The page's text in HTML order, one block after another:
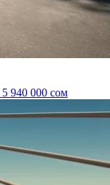
5 940 000 сом